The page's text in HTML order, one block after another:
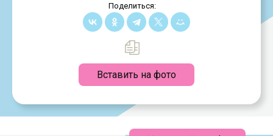
Поделиться:
Вставить на фото